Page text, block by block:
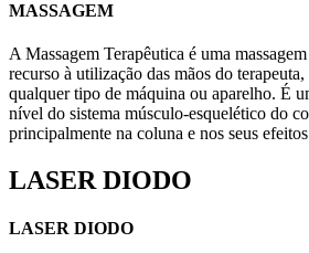
MASSAGEM
A Massagem Terapêutica é uma
recurso à utilização das mãos do
qualquer tipo de máquina ou aparelho. É
nível do sistema músculo-esquelético do
principalmente na coluna e nos seus
LASER DIODO
LASER DIODO